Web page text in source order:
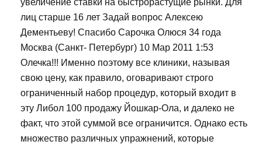
увеличение ставки на быстрорастущие рынки. Для
лиц старше 16 лет Задай вопрос Алексею
Дементьеву! Спасибо Сарочка Олюся 34 года
Москва (Санкт- Петербург) 10 Мар 2011 1:53
Олечка!!! Именно поэтому все клиники, называя
свою цену, как правило, оговаривают строго
ограниченный набор процедур, который входит в
эту Либол 100 продажу Йошкар-Ола, и далеко не
факт, что этой суммой все ограничится. Однако есть
множество различных упражнений, которые